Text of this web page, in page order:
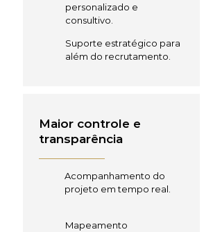
personalizado e
consultivo.
Suporte estratégico para
além do recrutamento.
Maior controle e
transparência
Acompanhamento do
projeto em tempo real.
Mapeamento